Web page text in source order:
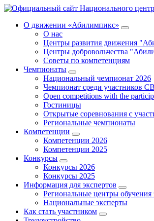
О движении «Абилимпикс»
О нас
Центры развития движения
Центры добровольчества
Советы по компетенциям
Чемпионаты
Национальный чемпионат 2026
Чемпионат среди участников
Open competitions with the
Гостиницы
Открытые соревнования с
Региональные чемпионаты
Компетенции
Компетенции 2026
Компетенции 2025
Конкурсы
Конкурсы 2026
Конкурсы 2025
Информация для экспертов
Региональные центры обучения
Национальные эксперты
Как стать участником